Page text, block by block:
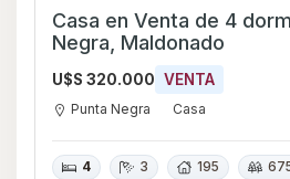
Casa en Venta de 4 dormitorios
Negra, Maldonado
U$S 320.000 VENTA
Punta Negra Casa
4 3 195